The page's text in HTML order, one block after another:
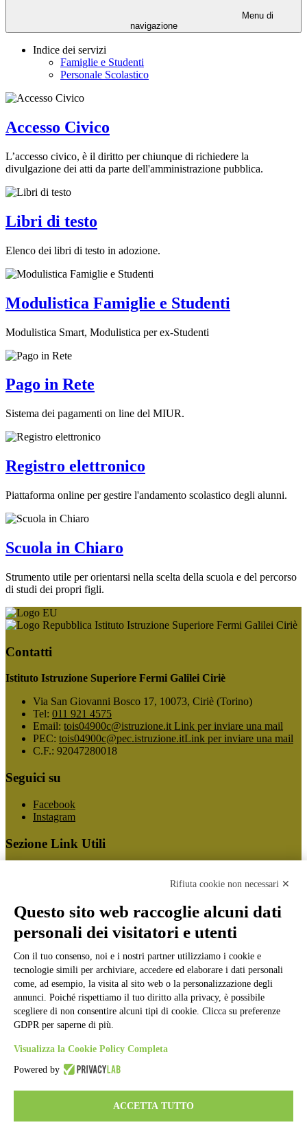
Menu di
navigazione
Indice dei servizi
Famiglie e Studenti
Personale Scolastico
Accesso Civico
L’accesso civico, è il diritto per chiunque di richiedere la
divulgazione dei atti da parte dell'amministrazione pubblica.
Libri di testo
Elenco dei libri di testo in adozione.
Modulistica Famiglie e Studenti
Modulistica Smart, Modulistica per ex-Studenti
Pago in Rete
Sistema dei pagamenti on line del MIUR.
Registro elettronico
Piattaforma online per gestire l'andamento scolastico degli alunni.
Scuola in Chiaro
Strumento utile per orientarsi nella scelta della scuola e del percorso
di studi dei propri figli.
Istituto Istruzione Superiore Fermi Galilei Ciriè
Contatti
Istituto Istruzione Superiore Fermi Galilei Ciriè
Via San Giovanni Bosco 17, 10073, Ciriè (Torino)
Tel: 011 921 4575
Email: tois04900c@istruzione.itLink per inviare una mail
PEC: tois04900c@pec.istruzione.itLink per inviare una mail
C.F.: 92047280018
Seguici su
Facebook
Instagram
Sezione Link Utili
Ufficio Relazioni con il Pubblico
Dichiarazione di accessibilità
Obiettivi di accessibilità
Gestione consensi cookie
Amministrazione trasparente
Pagina visualizzata
10918 volte
Sezione Copyright
Copyright 2026 | Engineered and powered by Gruppo Spaggiari
Parma S.p.A. | Divisione Publishing & New Social Media
Rifiuta cookie non necessari ✕
Questo sito web raccoglie alcuni dati
personali dei visitatori e utenti
Con il tuo consenso, noi e i nostri partner utilizziamo i cookie e
tecnologie simili per archiviare, accedere ed elaborare i dati personali
come, ad esempio, la visita al sito web o la personalizzazione degli
annunci. Poiché rispettiamo il tuo diritto alla privacy, è possibile
scegliere di non consentire alcuni tipi di cookie. Clicca su preferenze
GDPR per saperne di più.
Visualizza la Cookie Policy Completa
Powered by
ACCETTA TUTTO